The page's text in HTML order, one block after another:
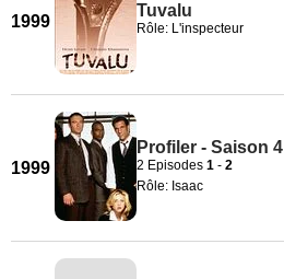
1999
Tuvalu
Rôle: L'inspecteur
1999
Profiler - Saison 4
2 Episodes 1 - 2
Rôle: Isaac